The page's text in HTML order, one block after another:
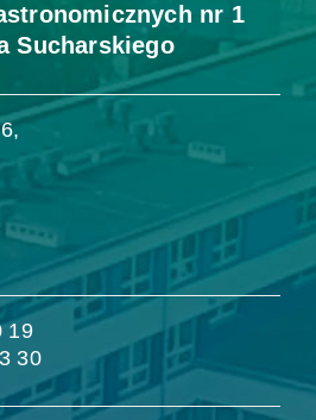
nr 1
Sucharskiego
19
30